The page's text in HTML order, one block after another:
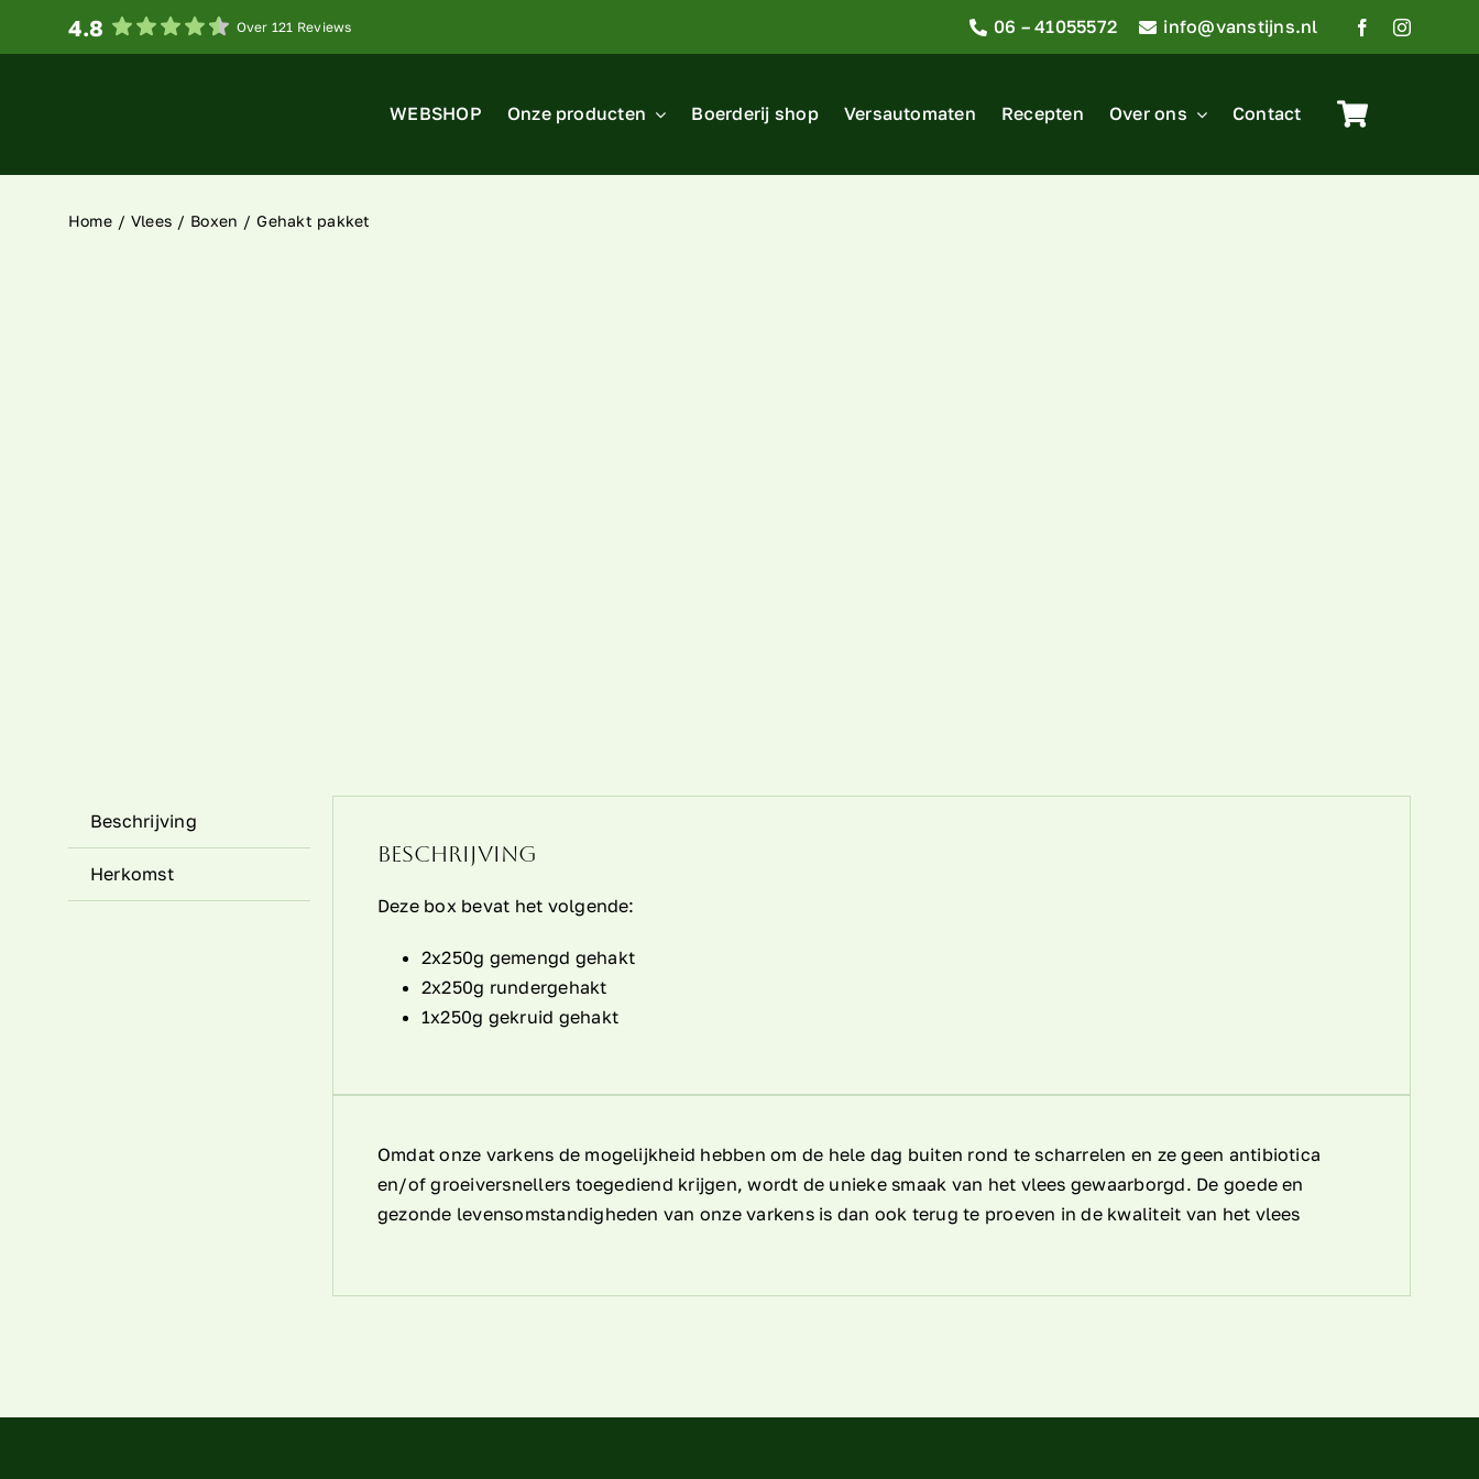
4.8 Over 121 Reviews 06 – 41055572 info@vanstijns.nl
WEBSHOP Onze producten Boerderij shop Versautomaten Recepten Over ons Contact
Home Vlees Boxen Gehakt pakket
Beschrijving
Herkomst
Beschrijving
Deze box bevat het volgende:
2x250g gemengd gehakt
2x250g rundergehakt
1x250g gekruid gehakt
Omdat onze varkens de mogelijkheid hebben om de hele dag buiten rond te scharrelen en ze geen antibiotica
en/of groeiversnellers toegediend krijgen, wordt de unieke smaak van het vlees gewaarborgd. De goede en
gezonde levensomstandigheden van onze varkens is dan ook terug te proeven in de kwaliteit van het vlees